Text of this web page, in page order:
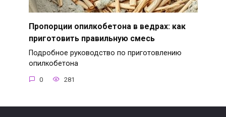
Пропорции опилкобетона в ведрах: как
приготовить правильную смесь
Подробное руководство по приготовлению
опилкобетона
0 281